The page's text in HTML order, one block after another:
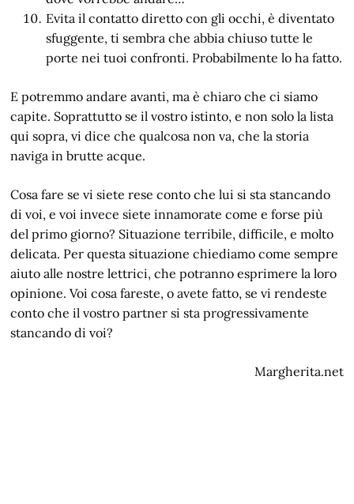
Evita il contatto diretto con gli occhi, è diventato
sfuggente, ti sembra che abbia chiuso tutte le
porte nei tuoi confronti. Probabilmente lo ha fatto.
E potremmo andare avanti, ma è chiaro che ci siamo
capite. Soprattutto se il vostro istinto, e non solo la lista
qui sopra, vi dice che qualcosa non va, che la storia
naviga in brutte acque.
Cosa fare se vi siete rese conto che lui si sta stancando
di voi, e voi invece siete innamorate come e forse più
del primo giorno? Situazione terribile, difficile, e molto
delicata. Per questa situazione chiediamo come sempre
aiuto alle nostre lettrici, che potranno esprimere la loro
opinione. Voi cosa fareste, o avete fatto, se vi rendeste
conto che il vostro partner si sta progressivamente
stancando di voi?
Margherita.net